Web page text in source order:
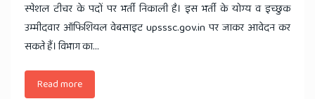
स्पेशल टीचर के पदों पर भर्ती निकाली है। इस भर्ती के योग्य व इच्छुक
उम्मीदवार ऑफिशियल वेबसाइट upsssc.gov.in पर जाकर आवेदन कर
सकते हैं। विभाग का...
Read more